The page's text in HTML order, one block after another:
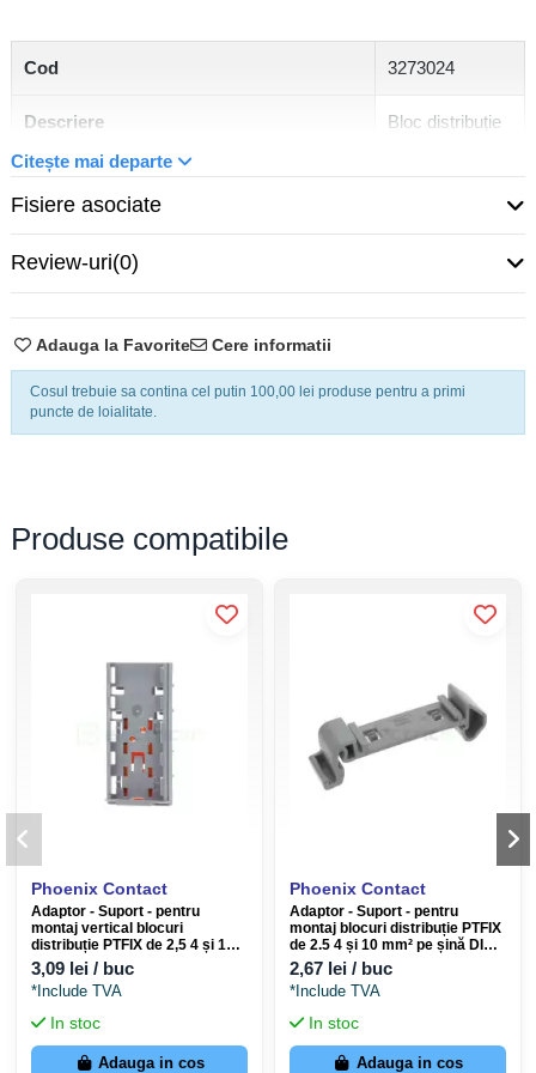
Adauga la Favorite
Cosul trebuie sa contina cel putin 100,00 lei produse pentru a primi
puncte de loialitate.
Cere informatii
Cod 3273024
Descriere Bloc distribuție
Tensiune nominală 690 V
Putere disipată 0,77 W
Secțiune transversală nominală
Lungime de stripare 8 mm ... 10 mm
Secțiune transversală a conductorului
flexibilă [AWG]
conform IEC)
Secțiunea transversală a conductorului
flexibil (ferulă fără manșon din plastic)
0,14 mm² ... 2,5
Secțiune transversală flexibilă a
conductorului (ferulă cu manșon din
plastic)
0,14 mm² ... 2,5
culoare albastru
material izolant
Curent nominal 24 A
Citește mai departe
Fisiere asociate
Review-uri(0)
Produse compatibile
Phoenix Contact
Adaptor - Suport - pentru
montaj vertical blocuri
distribuție PTFIX de 2,5 4 și 10
mm² pe șină DIN - Phoenix
Contact 3274054
3,09 lei / buc
*Include TVA
In stoc
Adauga in cos
Phoenix Contact
Adaptor - Suport - pentru
montaj blocuri distribuție PTFIX
de 2.5 4 și 10 mm² pe șină DIN -
Phoenix Contact 3274056
2,67 lei / buc
*Include TVA
In stoc
Adauga in cos